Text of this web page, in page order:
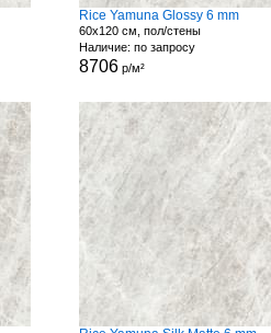
Rice Yamuna Glossy 6 mm
60x120 см, пол/стены
Наличие: по запросу
8706р/м²